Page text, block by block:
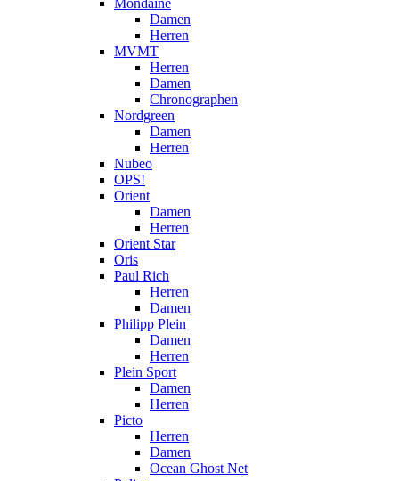
Mondaine
Damen
Herren
MVMT
Herren
Damen
Chronographen
Nordgreen
Damen
Herren
Nubeo
OPS!
Orient
Damen
Herren
Orient Star
Oris
Paul Rich
Herren
Damen
Philipp Plein
Damen
Herren
Plein Sport
Damen
Herren
Picto
Herren
Damen
Ocean Ghost Net